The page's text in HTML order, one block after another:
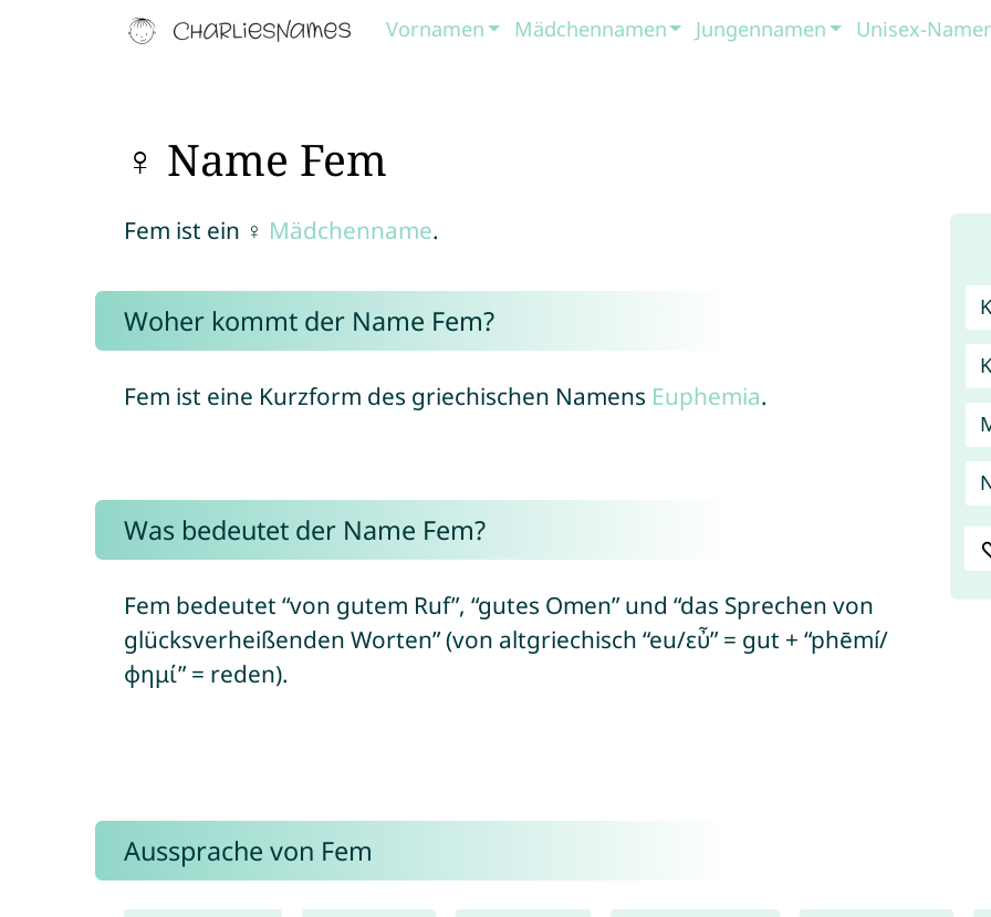
Vornamen Mädchennamen Jungennamen Unisex-
♀ Name Fem
Fem ist ein ♀ Mädchenname.
Woher kommt der Name Fem?
Fem ist eine Kurzform des griechischen Namens Euphemia.
Was bedeutet der Name Fem?
Fem bedeutet “von gutem Ruf”, “gutes Omen” und “das Sprechen von
glücksverheißenden Worten” (von altgriechisch “eu/εὖ” = gut + “phēmí/
φημί” = reden).
Aussprache von Fem